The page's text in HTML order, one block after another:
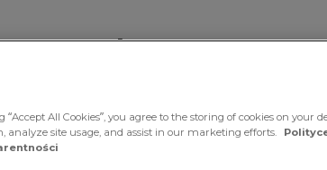
50 zł
upominku,
“Accept All Cookies”, you agree to the storing of cookies on your
analyze site usage, and assist in our marketing efforts.